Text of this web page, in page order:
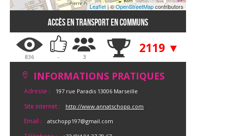
Leaflet| ©OpenStreetMapcontributors
Accès en transport en communs
836 - 3
2119 ▼
INFORMATIONS PRATIQUES
Adresse : 197 rue Paradis 13006 Marseille
Site internet : http://www.annatschopp.com
Email : atschopp197@gmail.com